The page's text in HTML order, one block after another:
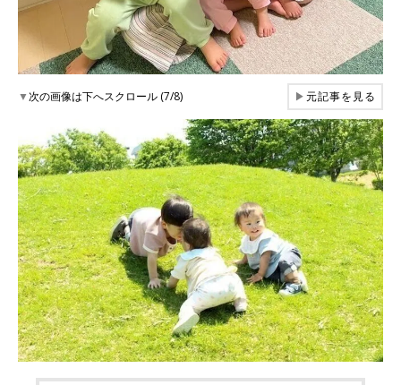
▼次の画像は下へスクロール (7/8) ▶元記事を見る